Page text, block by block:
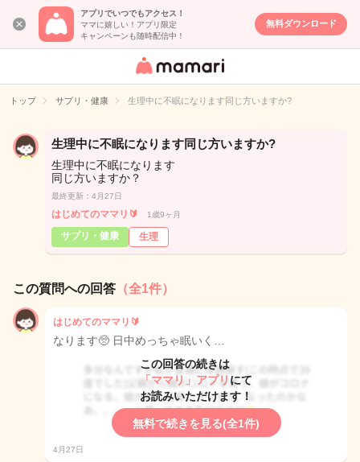
アプリでいつでもアクセス！
ママに嬉しい！アプリ限定
キャンペーンも随時配信中！
無料ダウンロード
女性専用匿名QA
イト
トップ サプリ・健康 生理中に不眠になります同じ方いますか?
生理中に不眠になります同じ方いますか?
生理中に不眠になります
同じ方いますか？
最終更新：4月27日
はじめてのママリ🔰 1歳9ヶ月
サプリ・健康 生理
この質問への回答 （全1件）
はじめてのママリ🔰
なります🥺 日中めっちゃ眠いく…
この回答の続きは
「ママリ」アプリ にて
お読みいただけます！
無料で続きを見る(全1件)
4月27日